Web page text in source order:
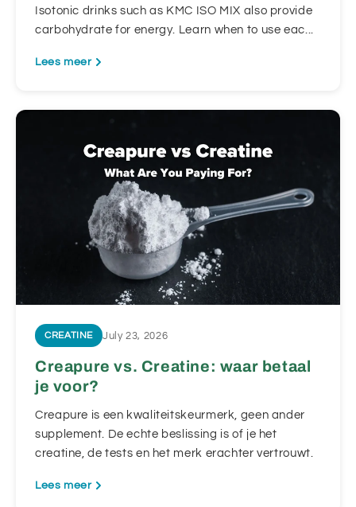
Isotonic drinks such as KMC ISO MIX also provide
carbohydrate for energy. Learn when to use eac...
Lees meer
CREATINE July 23, 2026
Creapure vs. Creatine: waar betaal
je voor?
Creapure is een kwaliteitskeurmerk, geen ander
supplement. De echte beslissing is of je het
creatine, de tests en het merk erachter vertrouwt.
Lees meer